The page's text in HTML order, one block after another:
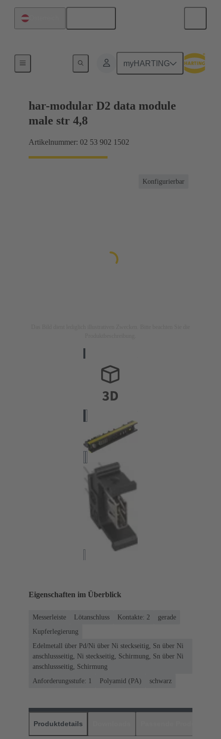
myHARTING
har-modular D2 data module
male str 4,8
Artikelnummer: 02 53 902 1502
Konfigurierbar
Eigenschaften im Überblick
Messerleiste Lötanschluss Kontakte: 2
gerade
Kupferlegierung
Edelmetall über Pd/Ni über Ni steckseitig, Sn über Ni
anschlussseitig, Ni steckseitig, Schirmung, Sn über Ni
anschlussseitig, Schirmung
Anforderungsstufe: 1
Polyamid (PA) schwarz
Produktdetails